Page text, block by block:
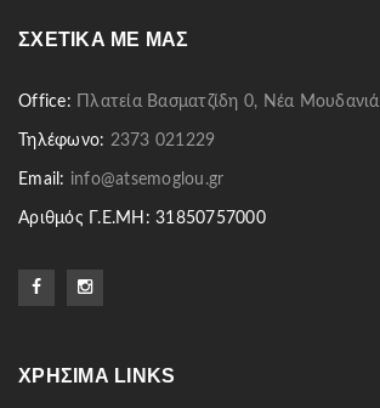
ΣΧΕΤΙΚΆ ΜΕ ΜΑΣ
Office: Πλατεία Βασματζίδη 0, Νέα Μουδανιά
Τηλέφωνο: 2373 021229
Email: info@atsemoglou.gr
Αριθμός Γ.Ε.ΜΗ: 31850757000
ΧΡΉΣΙΜΑ LINKS